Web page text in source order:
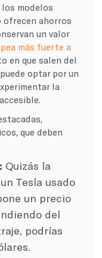
modelos
ofrecen ahorros
un valor
más fuerte a
en que salen del
optar por un
la
que deben
Quizás la
Tesla usado
un precio
del
podrías